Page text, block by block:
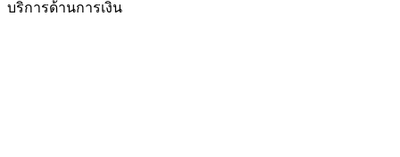
บริการด้านการเงิน